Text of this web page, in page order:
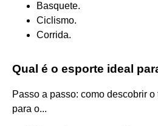
Basquete.
Ciclismo.
Corrida.
Qual é o esporte ideal
Passo a passo: como descobrir
para o...